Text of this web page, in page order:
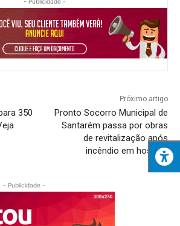
350
Próximo artigo
Pronto Socorro Municipal de
Santarém passa por obras
de revitalização após
incêndio em hospital
- Publicidade -